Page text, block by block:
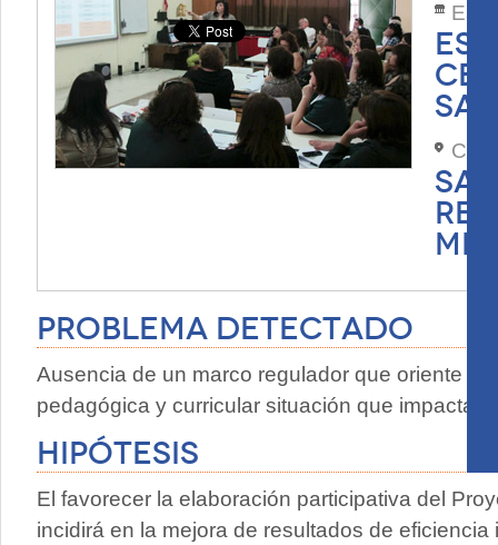
Problema Detectado
Ausencia de un marco regulador que oriente
pedagógica y curricular situación que impacta
Hipótesis
El favorecer la elaboración participativa del
incidirá en la mejora de resultados de